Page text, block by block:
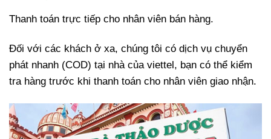
Thanh toán trực tiếp cho nhân viên bán hàng.
Đối với các khách ở xa, chúng tôi có dịch vụ chuyển
phát nhanh (COD) tại nhà của viettel, bạn có thể kiểm
tra hàng trước khi thanh toán cho nhân viên giao nhận.